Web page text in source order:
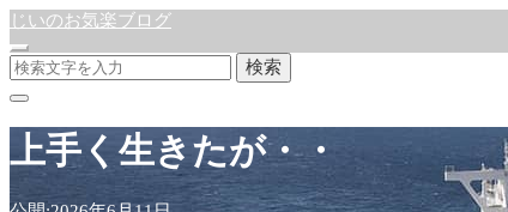
じいのお気楽ブログ
検索
上手く生きたが・・